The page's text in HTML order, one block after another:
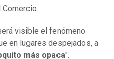
visible el fenómeno
en lugares despejados, a
más opaca".